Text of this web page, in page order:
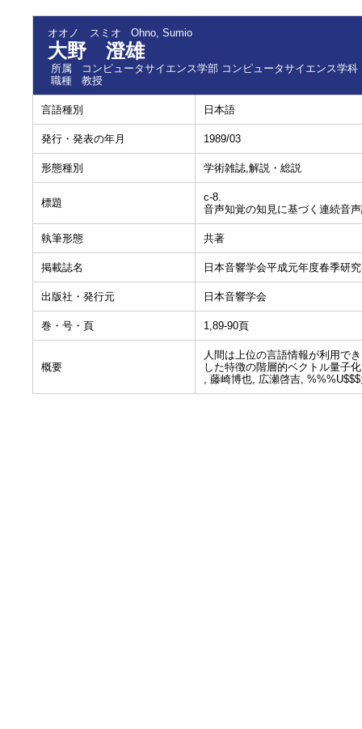
オオノ スミオ Ohno, Sumio
大野 澄雄
所属
コンピュータサイエンス学部 コンピュータサイエンス学科
職種
教授
言語種別 日本語
発行・発表の年月 1989/03
形態種別 学術雑誌,解説・総説
標題
c-8.
音声知覚の知見に基づく連続音
執筆形態 共著
掲載誌名 日本音響学会平成元年度春季研
出版社・発行元 日本音響学会
巻・号・頁 1,89-90頁
概要
人間は上位の言語情報が利用で
した特徴の階層的ベクトル量子
, 藤崎博也, 広瀬啓吉,